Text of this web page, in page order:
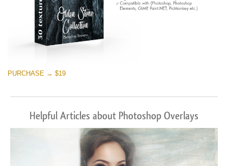
PURCHASE → $19
Helpful Articles about Photoshop Overlays